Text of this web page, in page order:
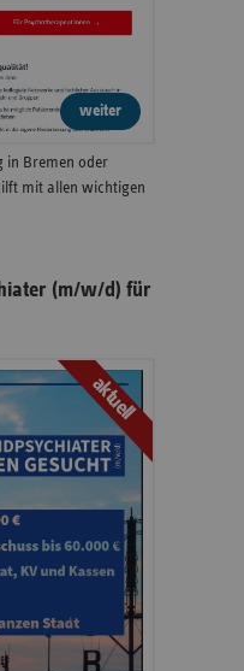
weiter
in Bremen oder
mit allen wichtigen
(m/w/d) für
aktuell